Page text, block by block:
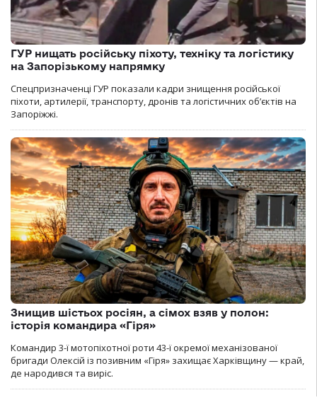
ГУР нищать російську піхоту, техніку та логістику
на Запорізькому напрямку
Спецпризначенці ГУР показали кадри знищення російської
піхоти, артилерії, транспорту, дронів та логістичних об’єктів на
Запоріжжі.
Знищив шістьох росіян, а сімох взяв у полон:
історія командира «Гіря»
Командир 3-ї мотопіхотної роти 43-ї окремої механізованої
бригади Олексій із позивним «Гіря» захищає Харківщину — край,
де народився та виріс.